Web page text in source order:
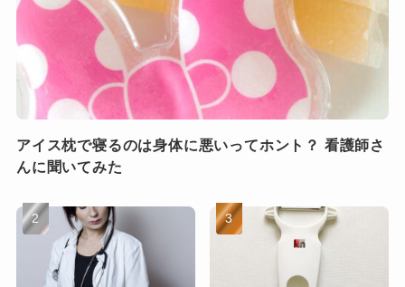
アイス枕で寝るのは身体に悪いってホント？ 看護師さ
んに聞いてみた